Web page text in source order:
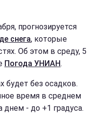
прогнозируется
снега, которые
Об этом в среду, 5
Погода УНИАН.
будет без осадков.
время в среднем
днем - до +1 градуса.